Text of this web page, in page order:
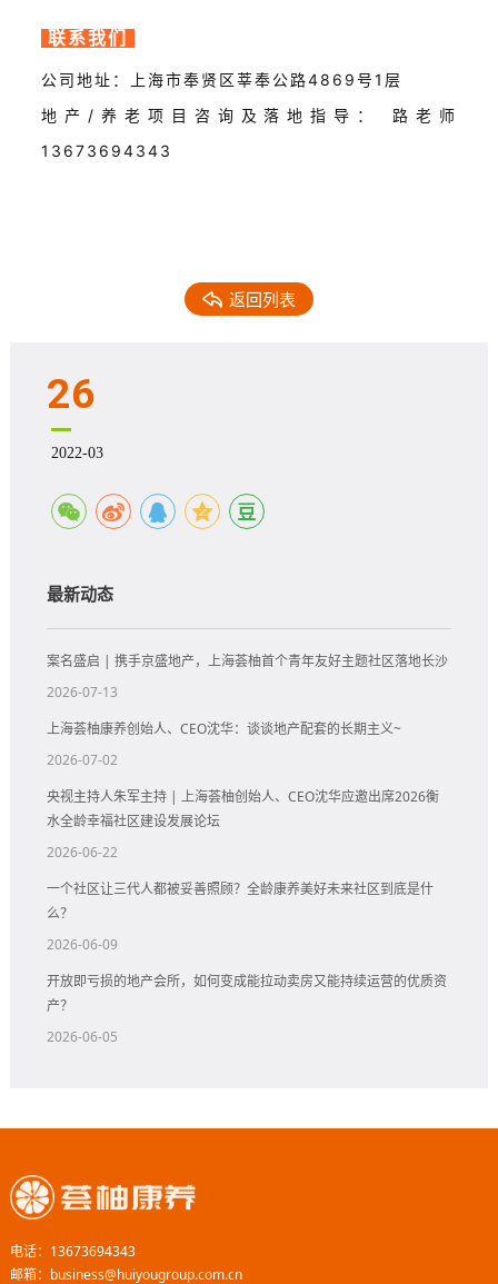
联系我们
公司地址：上海市奉贤区莘奉公路4869号1层
地产/养老项目咨询及落地指导： 路老师
13673694343
返回列表
26
2022-03
最新动态
案名盛启 | 携手京盛地产，上海荟柚首个青年友好主题社区落地长沙
2026-07-13
上海荟柚康养创始人、CEO沈华：谈谈地产配套的长期主义~
2026-07-02
央视主持人朱军主持 | 上海荟柚创始人、CEO沈华应邀出席2026衡
水全龄幸福社区建设发展论坛
2026-06-22
一个社区让三代人都被妥善照顾？全龄康养美好未来社区到底是什
么？
2026-06-09
开放即亏损的地产会所，如何变成能拉动卖房又能持续运营的优质资
产？
2026-06-05
电话：13673694343
邮箱：business@huiyougroup.com.cn